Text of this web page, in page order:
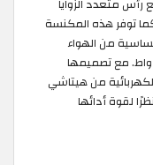
متعدد الزوايا
توفر هذه المكنسة
من الهواء
اضافة الى قوة شفط جبارة تصل إلى 1800 واط. مع تصميمها
من هيتاشي
لقوة أدائها